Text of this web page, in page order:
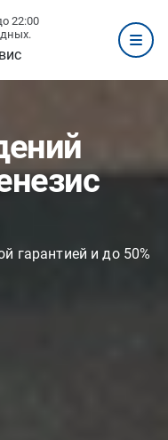
22:00
гарантией и до 50%